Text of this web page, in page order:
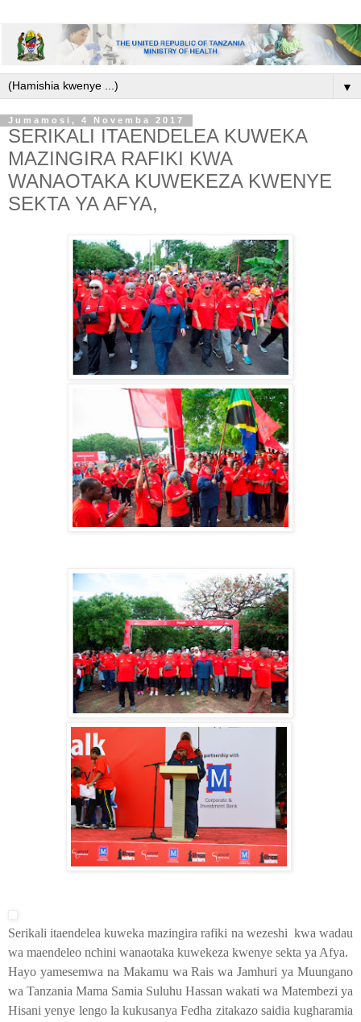
▼
Jumamosi, 4 Novemba 2017
SERIKALI ITAENDELEA KUWEKA
MAZINGIRA RAFIKI KWA
WANAOTAKA KUWEKEZA KWENYE
SEKTA YA AFYA,
Serikali itaendelea kuweka mazingira rafiki na wezeshi kwa wadau
wa maendeleo nchini wanaotaka kuwekeza kwenye sekta ya Afya.
Hayo yamesemwa na Makamu wa Rais wa Jamhuri ya Muungano
wa Tanzania Mama Samia Suluhu Hassan wakati wa Matembezi ya
Hisani yenye lengo la kukusanya Fedha zitakazo saidia kugharamia